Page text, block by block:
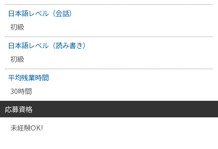
日本語レベル（会話）
初級
日本語レベル（読み書き）
初級
平均残業時間
30時間
応募資格
未経験OK!